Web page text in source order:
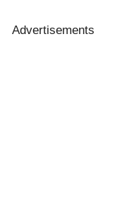
Advertisements